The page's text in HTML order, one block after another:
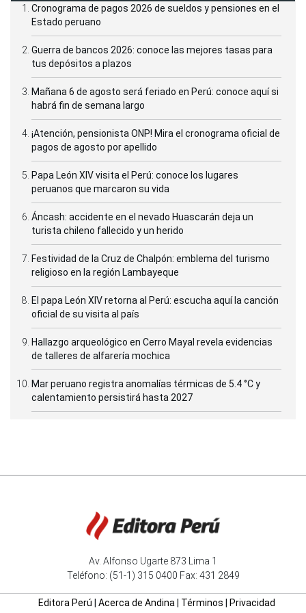
Cronograma de pagos 2026 de sueldos y pensiones en el
Estado peruano
Guerra de bancos 2026: conoce las mejores tasas para
tus depósitos a plazos
Mañana 6 de agosto será feriado en Perú: conoce aquí si
habrá fin de semana largo
¡Atención, pensionista ONP! Mira el cronograma oficial de
pagos de agosto por apellido
Papa León XIV visita el Perú: conoce los lugares
peruanos que marcaron su vida
Áncash: accidente en el nevado Huascarán deja un
turista chileno fallecido y un herido
Festividad de la Cruz de Chalpón: emblema del turismo
religioso en la región Lambayeque
El papa León XIV retorna al Perú: escucha aquí la canción
oficial de su visita al país
Hallazgo arqueológico en Cerro Mayal revela evidencias
de talleres de alfarería mochica
Mar peruano registra anomalías térmicas de 5.4 °C y
calentamiento persistirá hasta 2027
Av. Alfonso Ugarte 873 Lima 1
Teléfono: (51-1) 315 0400 Fax: 431 2849
Editora Perú Acerca de Andina| Términos
Privacidad